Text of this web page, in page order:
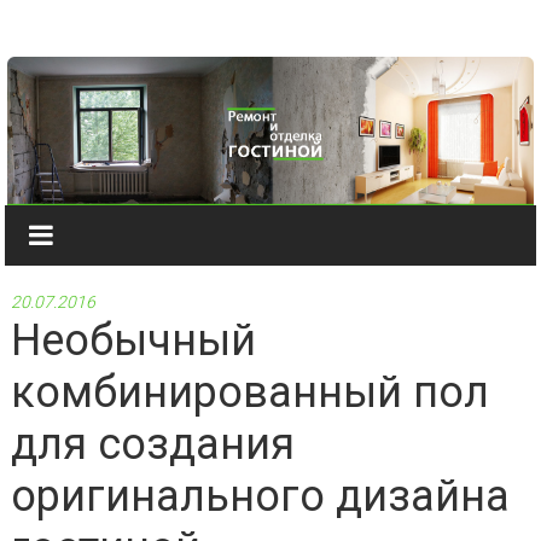
20.07.2016
Необычный
комбинированный пол
для создания
оригинального дизайна